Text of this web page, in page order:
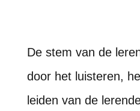
De stem van de
door het luisteren,
leiden van de